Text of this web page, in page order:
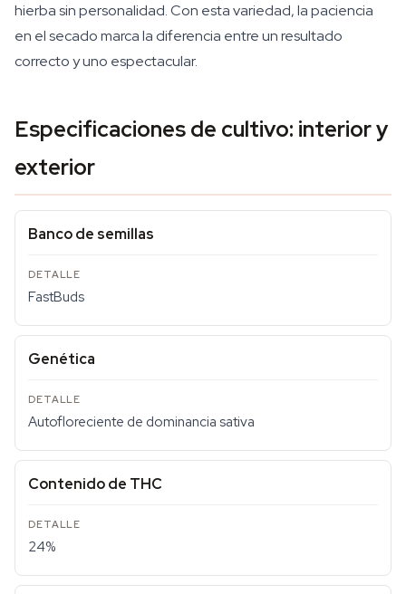
hierba sin personalidad. Con esta variedad, la paciencia
en el secado marca la diferencia entre un resultado
correcto y uno espectacular.
Especificaciones de cultivo: interior y
exterior
Banco de semillas
FastBuds
Genética
Autofloreciente de dominancia sativa
Contenido de THC
24%